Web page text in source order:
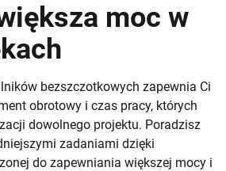
moc w
bezszczotkowych zapewnia Ci
obrotowy i czas pracy, których
dowolnego projektu. Poradzisz
zadaniami dzięki
do zapewniania większej mocy i